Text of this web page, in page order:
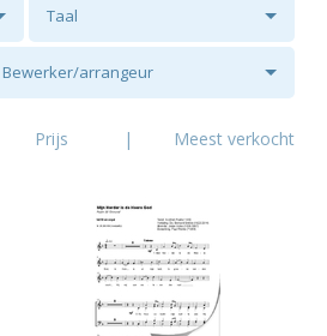
Taal
Bewerker/arrangeur
Prijs | Meest verkocht